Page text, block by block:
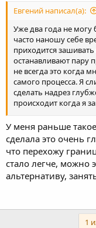
Евгений написал(а):
Уже два года не могу
часто наношу себе
приходится
останавливают пару
не всегда это когда
самого процесса. Я
сделать надрез
происходит когда я
мысли слишком
сдерживающие меня
потеряю контроль
проблемы в
подсознательном
мне с этим делать?
психиатру по
У меня раньше
сделала это очень
что перехожу
стало легче, можно
альтернативу,
1